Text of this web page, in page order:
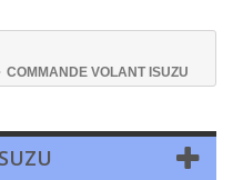
COMMANDE VOLANT ISUZU